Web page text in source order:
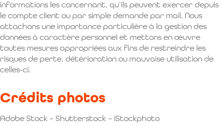
informations les concernant, qu’ils peuvent exercer depuis
le compte client ou par simple demande par mail. Nous
attachons une importance particulière à la gestion des
données à caractère personnel et mettons en œuvre
toutes mesures appropriées aux fins de restreindre les
risques de perte, détérioration ou mauvaise utilisation de
celles-ci.
Crédits photos
Adobe Stock – Shutterstock – iStockphoto